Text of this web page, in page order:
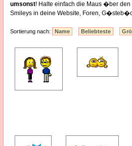
umsonst! Halte einfach die Maus �ber
Smileys in deine Website, Foren,
Sortierung nach: Name Beliebteste